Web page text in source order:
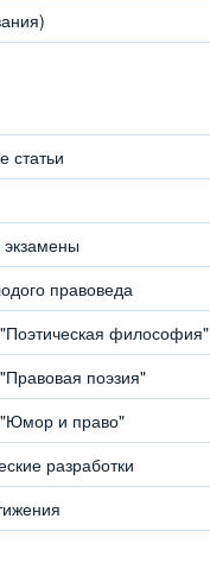
статьи
правоведа
философия"
поэзия"
и право"
разработки